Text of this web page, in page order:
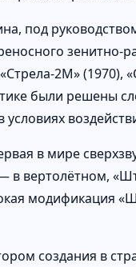
под
зенитно-
2М» (1970),
были решены
в мире
в вертолётном,
модификация
создания в